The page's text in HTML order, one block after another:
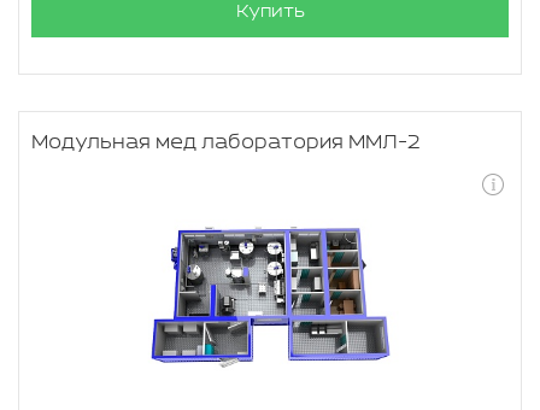
Купить
Модульная мед лаборатория ММЛ-2